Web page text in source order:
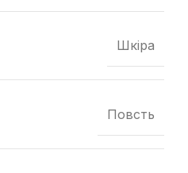
Шкіра
Повсть